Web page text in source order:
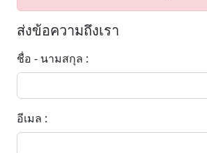
ส่งข้อความถึงเรา
ชื่อ - นามสกุล :
อีเมล :